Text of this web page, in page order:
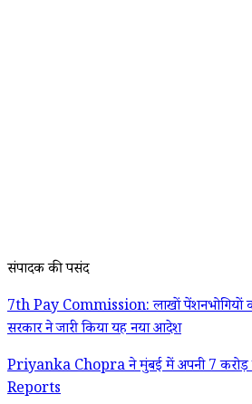
संपादक की पसंद
7th Pay Commission: लाखों पेंशनभोगियों
सरकार ने जारी किया यह नया आदेश
Priyanka Chopra ने मुंबई में अपनी 7 करोड़
Reports